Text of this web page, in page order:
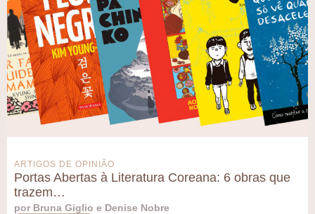
ARTIGOS DE OPINIÃO
Portas Abertas à Literatura Coreana: 6 obras que
trazem…
por Bruna Giglio e Denise Nobre